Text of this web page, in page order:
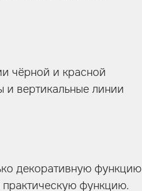
чёрной и красной
и вертикальные линии
декоративную функцию
практическую функцию.